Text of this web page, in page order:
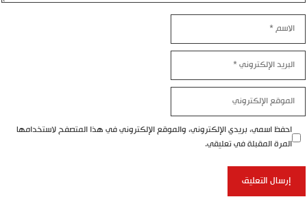
الإلكتروني
الإلكتروني
احفظ اسمي، بريدي الإلكتروني، والموقع الإلكتروني في هذا المتصفح لاستخدامها
المرة المقبلة في تعليقي.